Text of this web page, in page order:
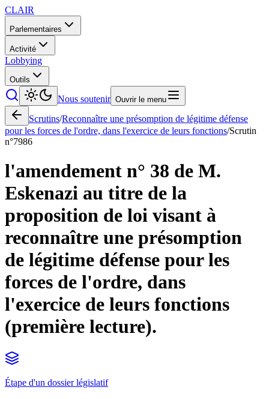
CLAIR
Parlementaires
Activité
Lobbying
Outils
Nous soutenir Ouvrir le menu
Scrutins/Reconnaître une présomption de légitime défense
pour les forces de l'ordre, dans l'exercice de leurs fonctions/Scrutin
n°7986
l'amendement n° 38 de M.
Eskenazi au titre de la
proposition de loi visant à
reconnaître une présomption
de légitime défense pour les
forces de l'ordre, dans
l'exercice de leurs fonctions
(première lecture).
Étape d'un dossier législatif